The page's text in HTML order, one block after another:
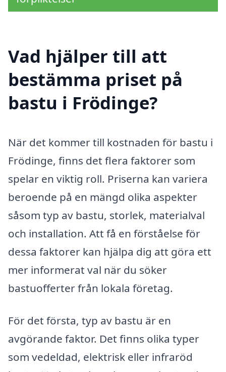
Vad hjälper till att
bestämma priset på
bastu i Frödinge?
När det kommer till kostnaden för bastu i
Frödinge, finns det flera faktorer som
spelar en viktig roll. Priserna kan variera
beroende på en mängd olika aspekter
såsom typ av bastu, storlek, materialval
och installation. Att få en förståelse för
dessa faktorer kan hjälpa dig att göra ett
mer informerat val när du söker
bastuofferter från lokala företag.
För det första, typ av bastu är en
avgörande faktor. Det finns olika typer
som vedeldad, elektrisk eller infraröd